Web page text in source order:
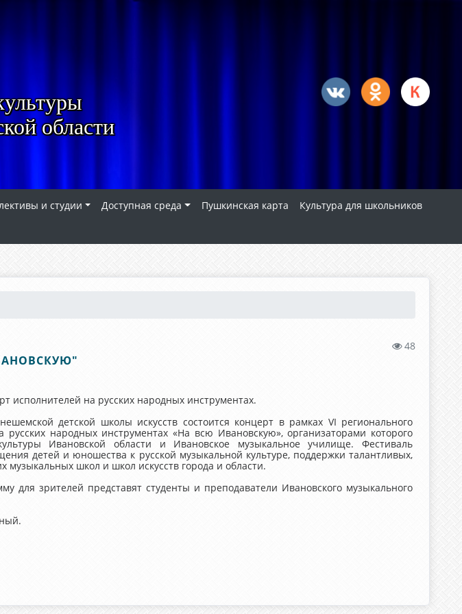
области
и студии Доступная среда Пушкинская карта
Культура для школьников
48
исполнителей на русских народных инструментах.
детской школы искусств состоится концерт в рамках VI регионального
русских народных инструментах «На всю Ивановскую», организаторами которого
Ивановской области и Ивановское музыкальное училище. Фестиваль
детей и юношества к русской музыкальной культуре, поддержки талантливых,
музыкальных школ и школ искусств города и области.
для зрителей представят студенты и преподаватели Ивановского музыкального